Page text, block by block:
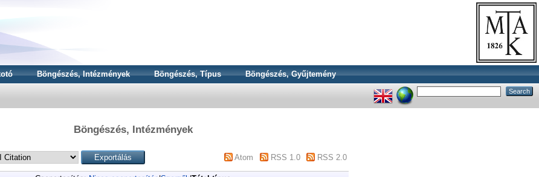
Böngészés, Intézmények Böngészés, Típus Böngészés, Gyűjtemény
Böngészés, Intézmények
Atom RSS 1.0 RSS 2.0